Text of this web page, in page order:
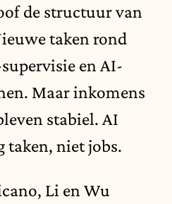
de structuur van
taken rond
en AI-
Maar inkomens
stabiel. AI
taken, niet jobs.
Li en Wu